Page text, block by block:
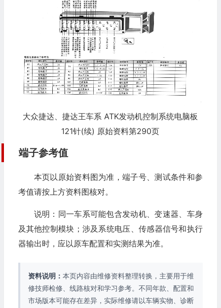
大众捷达、捷达王车系 ATK发动机控制系统电脑板
121针(续) 原始资料第290页
端子参考值
本页以原始资料图为准，端子号、测试条件和参
考值请按上方资料图核对。
说明：同一车系可能包含发动机、变速器、车身
及其他控制模块；涉及系统电压、传感器信号和执行
器输出时，应以原车配置和实测结果为准。
资料说明： 本页内容由维修资料整理转换，主要用于维
修技师检修、线路核对和学习参考。不同年款、配置和
市场版本可能存在差异，实际维修请以车辆实物、诊断